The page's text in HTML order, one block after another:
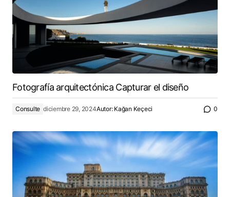
Fotografía arquitectónica Capturar el diseño
Consulte diciembre 29, 2024Autor: Kağan Keçeci 0